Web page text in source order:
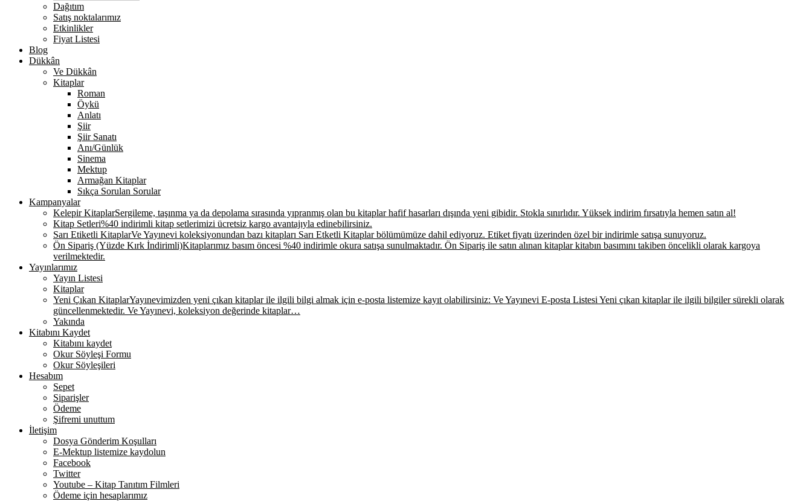
Dağıtım
Satış noktalarımız
Etkinlikler
Fiyat Listesi
Blog
Dükkân
Ve Dükkân
Kitaplar
Roman
Öykü
Anlatı
Şiir
Şiir Sanatı
Anı/Günlük
Sinema
Mektup
Armağan Kitaplar
Sıkça Sorulan Sorular
Kampanyalar
Kelepir KitaplarSergileme, taşınma ya da depolama sırasında yıpranmış olan bu kitaplar hafif hasarları dışında yeni gibidir. Stokla sınırlıdır. Yüksek indirim fırsatıyla hemen satın al!
Kitap Setleri%40 indirimli kitap setlerimizi ücretsiz kargo avantajıyla edinebilirsiniz.
Sarı Etiketli KitaplarVe Yayınevi koleksiyonundan bazı kitapları Sarı Etketli Kitaplar bölümümüze dahil ediyoruz. Etiket fiyatı üzerinden özel bir indirimle satışa sunuyoruz.
Ön Sipariş (Yüzde Kırk İndirimli)Kitaplarımız basım öncesi %40 indirimle okura satışa sunulmaktadır. Ön Sipariş ile satın alınan kitaplar kitabın basımını takiben öncelikli olarak kargoya
verilmektedir.
Yayınlarımız
Yayın Listesi
Kitaplar
Yeni Çıkan KitaplarYayınevimizden yeni çıkan kitaplar ile ilgili bilgi almak için e-posta listemize kayıt olabilirsiniz: Ve Yayınevi E-posta Listesi Yeni çıkan kitaplar ile ilgili bilgiler sürekli olarak
güncellenmektedir. Ve Yayınevi, koleksiyon değerinde kitaplar…
Yakında
Kitabını Kaydet
Kitabını kaydet
Okur Söyleşi Formu
Okur Söyleşileri
Hesabım
Sepet
Siparişler
Ödeme
Şifremi unuttum
İletişim
Dosya Gönderim Koşulları
E-Mektup listemize kaydolun
Facebook
Twitter
Youtube – Kitap Tanıtım Filmleri
Ödeme için hesaplarımız